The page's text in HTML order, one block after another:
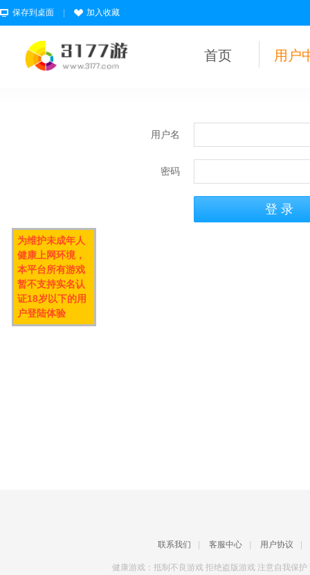
保存到桌面 加入收藏
首页 用户
用户名
密码
联系我们 客服中心 用户协议
健康游戏：抵制不良游戏 拒绝盗版游戏 注意自我保
为维护未成年人
健康上网环境，
本平台所有游戏
暂不支持实名认
证18岁以下的用
户登陆体验